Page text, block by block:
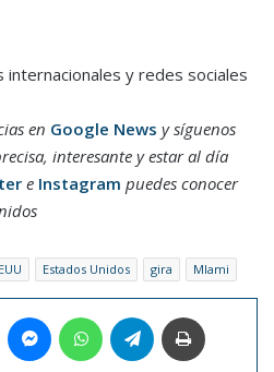
internacionales y redes sociales
en Google News y síguenos
interesante y estar al día
e Instagram puedes conocer
Estados Unidos gira MIami
LinkedIn MessengerWhatsAppTelegram